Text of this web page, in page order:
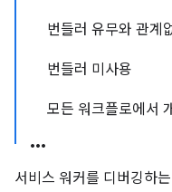
번들러 유무와 관계
번들러 미사용
모든 워크플로에서
서비스 워커를 디버깅하